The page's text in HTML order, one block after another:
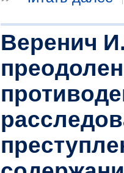
Веренич